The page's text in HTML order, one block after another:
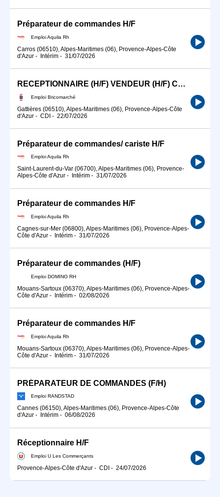
Préparateur de commandes H/F
Emploi Aquila Rh
Carros (06510), Alpes-Maritimes (06), Provence-Alpes-Côte
d'Azur - Intérim - 31/07/2026
RECEPTIONNAIRE (H/F) VENDEUR (H/F) CARISTE
Emploi Bricomarché
Gattières (06510), Alpes-Maritimes (06), Provence-Alpes-Côte
d'Azur - CDI - 22/07/2026
Préparateur de commandes/ cariste H/F
Emploi Aquila Rh
Saint-Laurent-du-Var (06700), Alpes-Maritimes (06), Provence-
Alpes-Côte d'Azur - Intérim - 31/07/2026
Préparateur de commandes H/F
Emploi Aquila Rh
Cagnes-sur-Mer (06800), Alpes-Maritimes (06), Provence-Alpes-
Côte d'Azur - Intérim - 31/07/2026
Préparateur de commandes (H/F)
Emploi DOMINO RH
Mouans-Sartoux (06370), Alpes-Maritimes (06), Provence-Alpes-
Côte d'Azur - Intérim - 02/08/2026
Préparateur de commandes H/F
Emploi Aquila Rh
Mouans-Sartoux (06370), Alpes-Maritimes (06), Provence-Alpes-
Côte d'Azur - Intérim - 31/07/2026
PRÉPARATEUR DE COMMANDES (F/H)
Emploi RANDSTAD
Cannes (06150), Alpes-Maritimes (06), Provence-Alpes-Côte
d'Azur - Intérim - 06/08/2026
Réceptionnaire H/F
Emploi U Les Commerçants
Provence-Alpes-Côte d'Azur - CDI - 24/07/2026